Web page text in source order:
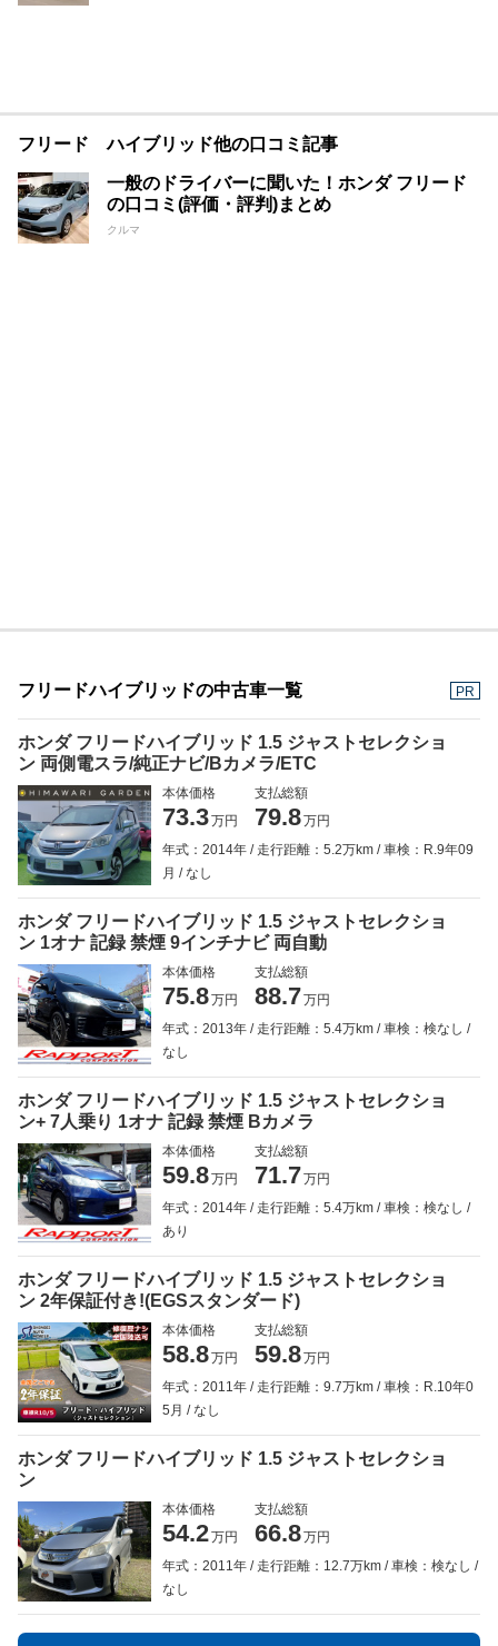
フリード ハイブリッド他の口コミ記事
一般のドライバーに聞いた！ホンダ フリード
の口コミ(評価・評判)まとめ
クルマ
フリードハイブリッドの中古車一覧 PR
ホンダ フリードハイブリッド 1.5 ジャストセレクショ
ン 両側電スラ/純正ナビ/Bカメラ/ETC
本体価格
73.3万円
支払総額
79.8万円
年式：2014年
走行距離：5.2万km
車検：R.9年09
月
なし
ホンダ フリードハイブリッド 1.5 ジャストセレクショ
ン 1オナ 記録 禁煙 9インチナビ 両自動
本体価格
75.8万円
支払総額
88.7万円
年式：2013年
走行距離：5.4万km
車検：検なし
なし
ホンダ フリードハイブリッド 1.5 ジャストセレクショ
ン+ 7人乗り 1オナ 記録 禁煙 Bカメラ
本体価格
59.8万円
支払総額
71.7万円
年式：2014年
走行距離：5.4万km
車検：検なし
あり
ホンダ フリードハイブリッド 1.5 ジャストセレクショ
ン 2年保証付き!(EGSスタンダード)
本体価格
58.8万円
支払総額
59.8万円
年式：2011年
走行距離：9.7万km
車検：R.10年0
5月
なし
ホンダ フリードハイブリッド 1.5 ジャストセレクショ
ン
本体価格
54.2万円
支払総額
66.8万円
年式：2011年
走行距離：12.7万km
車検：検なし
なし